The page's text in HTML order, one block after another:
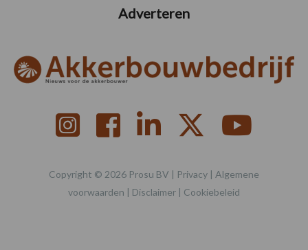
Adverteren
Copyright © 2026 Prosu BV | Privacy | Algemene
voorwaarden | Disclaimer | Cookiebeleid